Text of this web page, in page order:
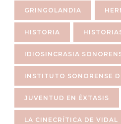
GRINGOLANDIA
HISTORIA
IDIOSINCRASIA
INSTITUTO SONORENSE
JUVENTUD EN ÉXTASIS
LA CINECRÍTICA DE VIDAL